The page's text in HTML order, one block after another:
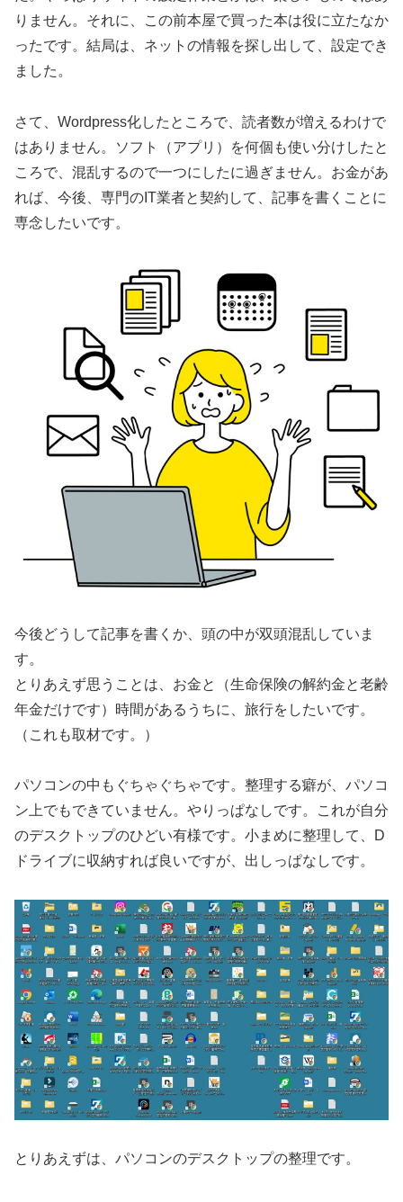
りません。それに、この前本屋で買った本は役に立たなか
ったです。結局は、ネットの情報を探し出して、設定でき
ました。
さて、Wordpress化したところで、読者数が増えるわけで
はありません。ソフト（アプリ）を何個も使い分けしたと
ころで、混乱するので一つにしたに過ぎません。お金があ
れば、今後、専門のIT業者と契約して、記事を書くことに
専念したいです。
今後どうして記事を書くか、頭の中が双頭混乱していま
す。
とりあえず思うことは、お金と（生命保険の解約金と老齢
年金だけです）時間があるうちに、旅行をしたいです。
（これも取材です。）
パソコンの中もぐちゃぐちゃです。整理する癖が、パソコ
ン上でもできていません。やりっぱなしです。これが自分
のデスクトップのひどい有様です。小まめに整理して、D
ドライブに収納すれば良いですが、出しっぱなしです。
とりあえずは、パソコンのデスクトップの整理です。